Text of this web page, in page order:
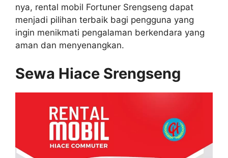
nya, rental mobil Fortuner Srengseng dapat
menjadi pilihan terbaik bagi pengguna yang
ingin menikmati pengalaman berkendara yang
aman dan menyenangkan.
Sewa Hiace Srengseng